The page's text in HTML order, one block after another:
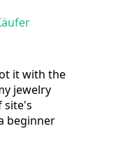
it with the
jewelry
site's
beginner